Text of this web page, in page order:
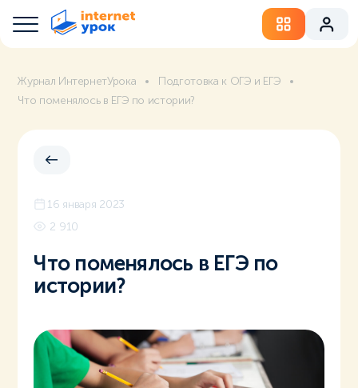
Журнал ИнтернетУрока
Подготовка к ОГЭ и ЕГЭ
Что поменялось в ЕГЭ по истории?
16 января 2023
2 910
Что поменялось в ЕГЭ по
истории?